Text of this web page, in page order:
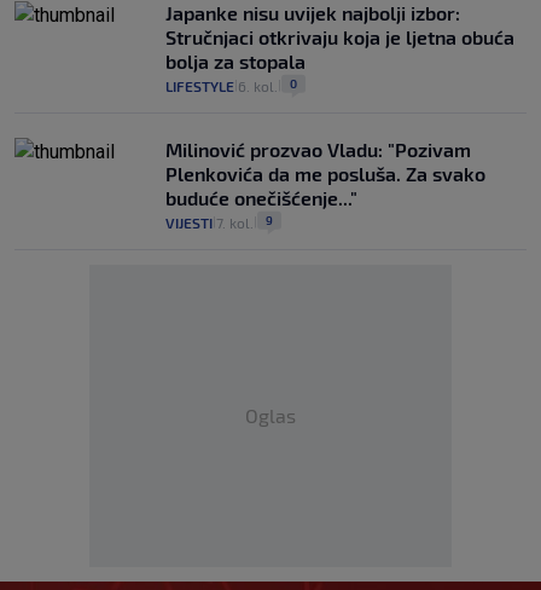
Japanke nisu uvijek najbolji izbor:
Stručnjaci otkrivaju koja je ljetna obuća
bolja za stopala
LIFESTYLE 6. kol. 0
Milinović prozvao Vladu: "Pozivam
Plenkovića da me posluša. Za svako
buduće onečišćenje..."
VIJESTI 7. kol. 9
Oglas